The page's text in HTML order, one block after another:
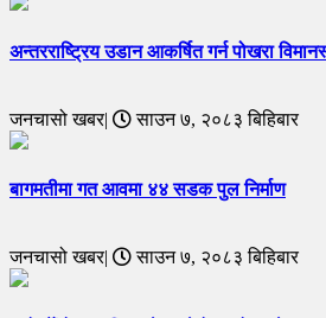
अन्तरराष्ट्रिय उडान आकर्षित गर्न पोखरा
जनचासो खबर| साउन ७, २०८३ बिहिबार
बागमतीमा गत आवमा ४४ सडक पुल निर्माण
जनचासो खबर| साउन ७, २०८३ बिहिबार